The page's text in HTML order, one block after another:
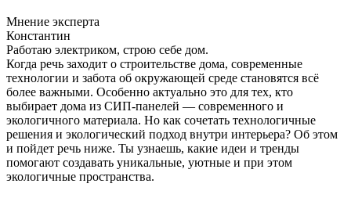
Мнение эксперта
Константин
Работаю электриком, строю себе дом.
Когда речь заходит о строительстве дома, современные
технологии и забота об окружающей среде становятся всё
более важными. Особенно актуально это для тех, кто
выбирает дома из СИП-панелей — современного и
экологичного материала. Но как сочетать технологичные
решения и экологический подход внутри интерьера? Об этом
и пойдет речь ниже. Ты узнаешь, какие идеи и тренды
помогают создавать уникальные, уютные и при этом
экологичные пространства.